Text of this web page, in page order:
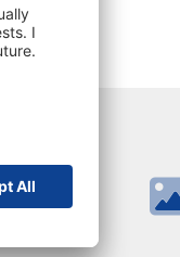
...
8010